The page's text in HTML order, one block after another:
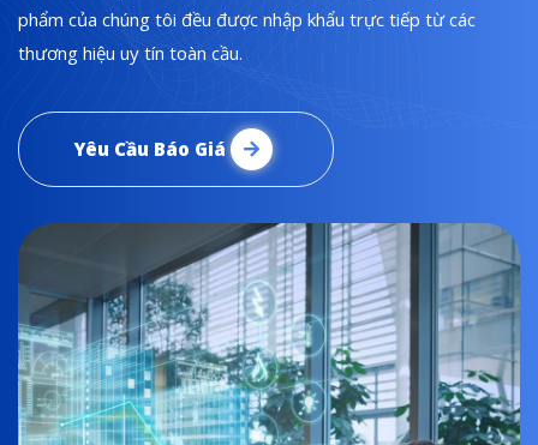
phẩm của chúng tôi đều được nhập khẩu trực tiếp từ các
thương hiệu uy tín toàn cầu.
Yêu Cầu Báo Giá